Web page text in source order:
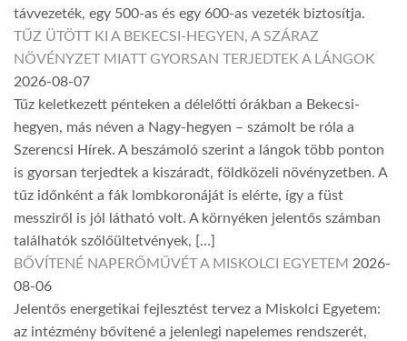
távvezeték, egy 500-as és egy 600-as vezeték biztosítja.
TŰZ ÜTÖTT KI A BEKECSI-HEGYEN, A SZÁRAZ
NÖVÉNYZET MIATT GYORSAN TERJEDTEK A LÁNGOK
2026-08-07
Tűz keletkezett pénteken a délelőtti órákban a Bekecsi-
hegyen, más néven a Nagy-hegyen – számolt be róla a
Szerencsi Hírek. A beszámoló szerint a lángok több ponton
is gyorsan terjedtek a kiszáradt, földközeli növényzetben. A
tűz időnként a fák lombkoronáját is elérte, így a füst
messziről is jól látható volt. A környéken jelentős számban
találhatók szőlőültetvények, […]
BŐVÍTENÉ NAPERŐMŰVÉT A MISKOLCI EGYETEM 2026-
08-06
Jelentős energetikai fejlesztést tervez a Miskolci Egyetem:
az intézmény bővítené a jelenlegi napelemes rendszerét,